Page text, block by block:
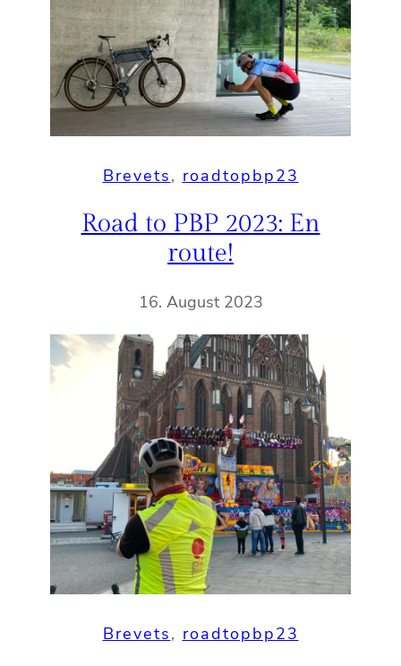
Brevets, roadtopbp23
Road to PBP 2023: En
route!
16. August 2023
Brevets, roadtopbp23